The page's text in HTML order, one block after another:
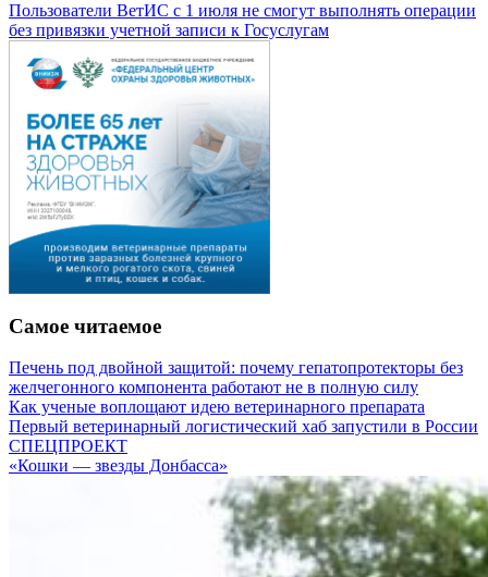
Пользователи ВетИС с 1 июля не смогут выполнять операции
без привязки учетной записи к Госуслугам
Самое читаемое
Печень под двойной защитой: почему гепатопротекторы без
желчегонного компонента работают не в полную силу
Как ученые воплощают идею ветеринарного препарата
Первый ветеринарный логистический хаб запустили в России
СПЕЦПРОЕКТ
«Кошки — звезды Донбасса»